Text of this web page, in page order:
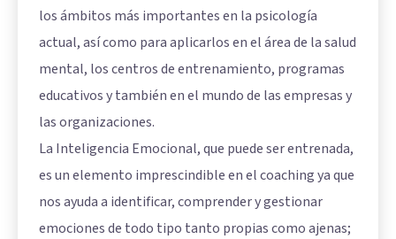
los ámbitos más importantes en la psicología
actual, así como para aplicarlos en el área de la salud
mental, los centros de entrenamiento, programas
educativos y también en el mundo de las empresas y
las organizaciones.
La Inteligencia Emocional, que puede ser entrenada,
es un elemento imprescindible en el coaching ya que
nos ayuda a identificar, comprender y gestionar
emociones de todo tipo tanto propias como ajenas;